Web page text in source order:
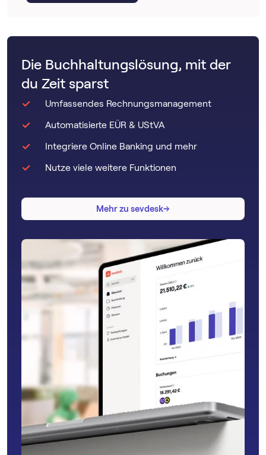
Die Buchhaltungslösung, mit der
du Zeit sparst
Umfassendes Rechnungsmanagement
Automatisierte EÜR & UStVA
Integriere Online Banking und mehr
Nutze viele weitere Funktionen
Mehr zu sevdesk→
→